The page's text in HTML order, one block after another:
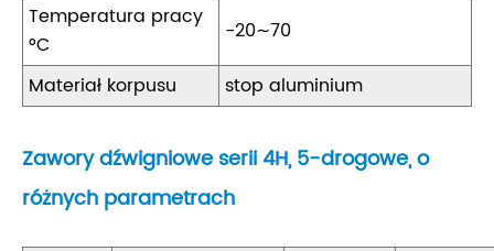
Temperatura pracy
°C
-20∼70
Materiał korpusu
stop aluminium
Zawory dźwigniowe serii 4H, 5-drogowe, o
różnych parametrach